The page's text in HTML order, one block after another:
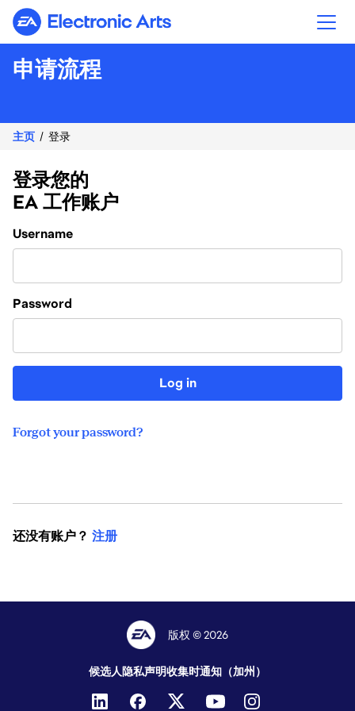
Electronic Arts
申请流程
主页 登录
登录您的
EA 工作账户
Login
Username
Password
Log in
Forgot your password?
还没有账户？ 注册
版权 © 2026
候选人隐私声明收集时通知（加州）